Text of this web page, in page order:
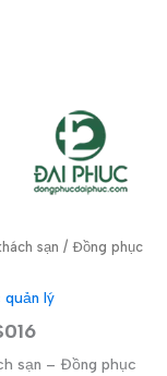
sạn / Đồng phục
lý
sạn – Đồng phục